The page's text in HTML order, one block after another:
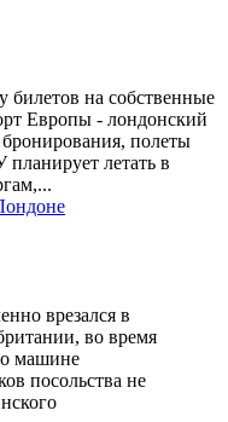
на собственные
Европы - лондонский
полеты
летать в
врезался в
во время
машине
посольства не